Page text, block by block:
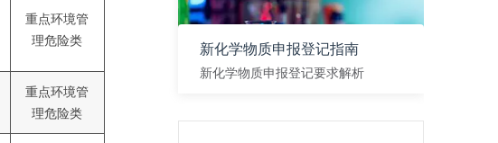
重点环境管
理危险类
重点环境管
理危险类
新化学物质申报登记指南
新化学物质申报登记要求解析